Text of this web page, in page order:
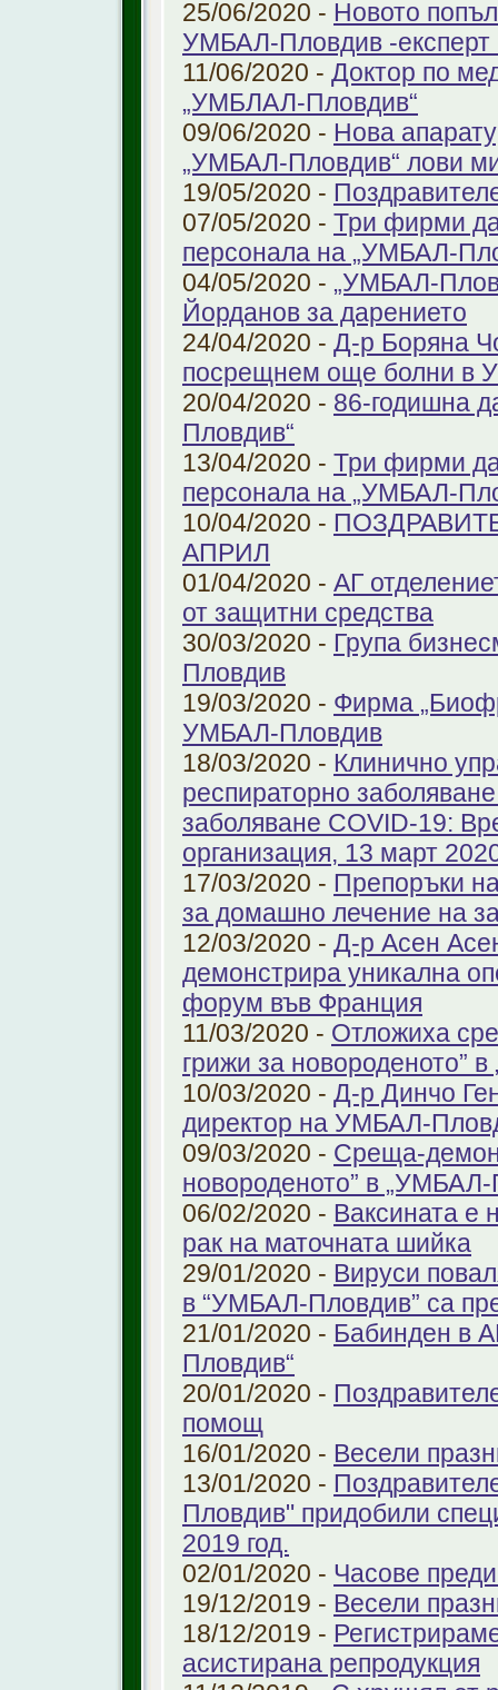
25/06/2020 - Новото
УМБАЛ-Пловдив -експерт
11/06/2020 - Доктор по
„УМБЛАЛ-Пловдив“
09/06/2020 - Нова
„УМБАЛ-Пловдив“ лови
19/05/2020 -
07/05/2020 - Три фирми
персонала на „УМБАЛ-
04/05/2020 - „УМБАЛ-
Йорданов за дарението
24/04/2020 - Д-р Боряна
посрещнем още болни в
20/04/2020 - 86-годишна
Пловдив“
13/04/2020 - Три фирми
персонала на „УМБАЛ-
10/04/2020 -
АПРИЛ
01/04/2020 - АГ
от защитни средства
30/03/2020 - Група
Пловдив
19/03/2020 - Фирма
УМБАЛ-Пловдив
18/03/2020 - Клинично
респираторно
заболяване COVID-19:
организация, 13 март
17/03/2020 - Препоръки
за домашно лечение на
12/03/2020 - Д-р Асен
демонстрира уникална
форум във Франция
11/03/2020 - Отложиха
грижи за новороденото”
10/03/2020 - Д-р Динчо
директор на УМБАЛ-
09/03/2020 - Среща-
новороденото” в „УМБАЛ-
06/02/2020 - Ваксината е
рак на маточната шийка
29/01/2020 - Вируси
в “УМБАЛ-Пловдив” са
21/01/2020 - Бабинден в
Пловдив“
20/01/2020 -
помощ
16/01/2020 - Весели
13/01/2020 -
Пловдив" придобили
2019 год.
02/01/2020 - Часове
19/12/2019 - Весели
18/12/2019 -
aсистирана репродукция